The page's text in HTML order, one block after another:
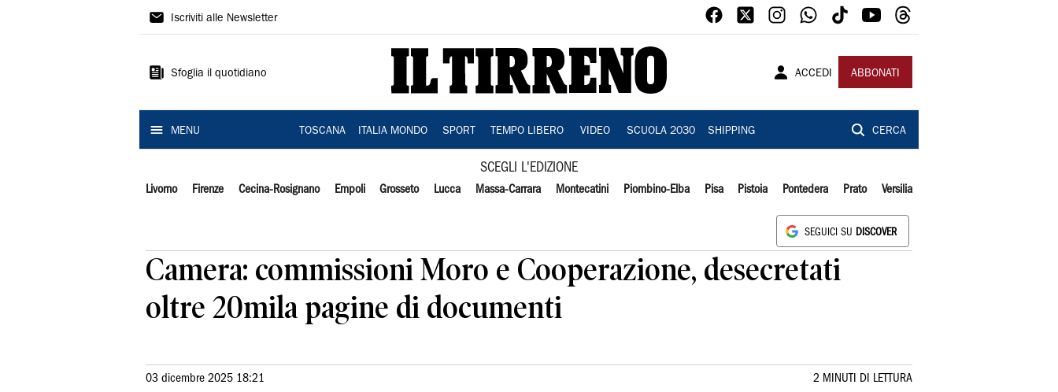
Il
Iscriviti alle Newsletter
Sfoglia il quotidiano ACCEDI ABBONATI
MENU TOSCANA ITALIA MONDO SPORT TEMPO LIBERO VIDEO SCUOLA 2030 SHIPPING CERCA
SCEGLI L'EDIZIONE
Livorno Firenze Cecina-Rosignano Empoli Grosseto Lucca Massa-Carrara Montecatini Piombino-Elba Pisa Pistoia Pontedera Prato Versilia
SEGUICI SU DISCOVER
Camera: commissioni Moro e Cooperazione, desecretati
oltre 20mila pagine di documenti
03 dicembre 2025 18:21 2 MINUTI DI LETTURA